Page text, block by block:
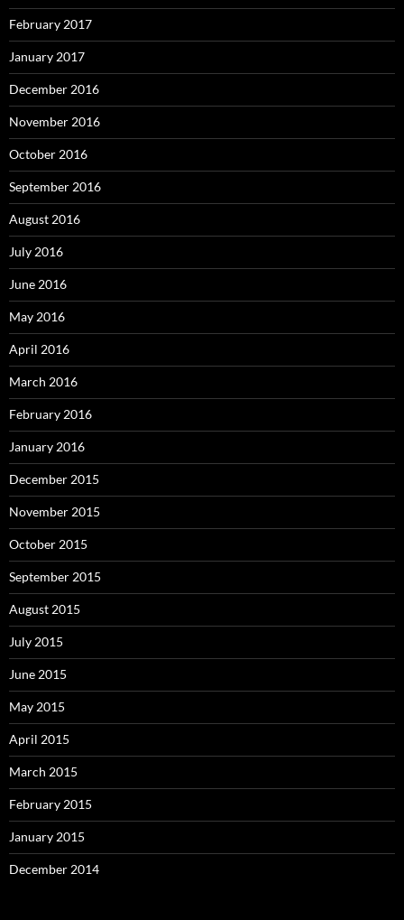
February 2017
January 2017
December 2016
November 2016
October 2016
September 2016
August 2016
July 2016
June 2016
May 2016
April 2016
March 2016
February 2016
January 2016
December 2015
November 2015
October 2015
September 2015
August 2015
July 2015
June 2015
May 2015
April 2015
March 2015
February 2015
January 2015
December 2014